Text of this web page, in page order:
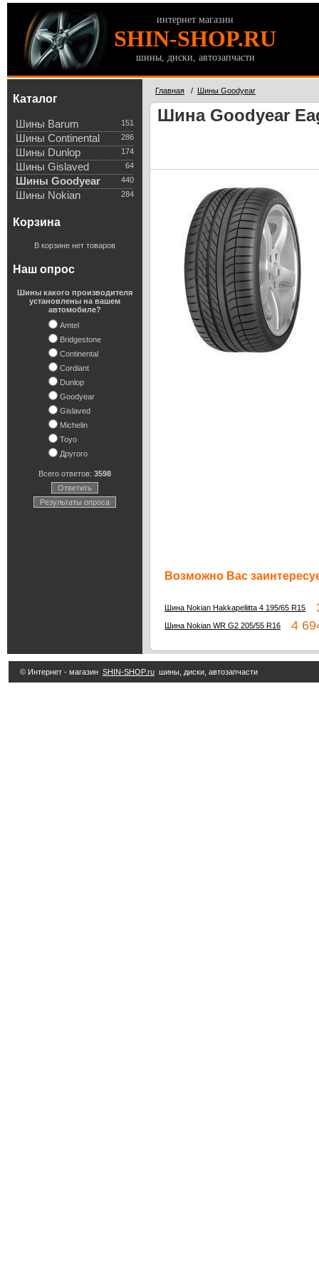
интернет магазин
SHIN-SHOP.RU
шины, диски, автозапчасти
Каталог
151
Шины Barum
286
Шины Continental
174
Шины Dunlop
64
Шины Gislaved
440
Шины Goodyear
284
Шины Nokian
Корзина
В корзине нет товаров
Наш опрос
Шины какого производителя
установлены на вашем
автомобиле?
Amtel
Bridgestone
Continental
Cordiant
Dunlop
Goodyear
Gislaved
Michelin
Toyo
Другого
Всего ответов: 3598
Ответить
Результаты опроса
Главная / Шины Goodyear
Шина Goodyear
Возможно Вас
Шина Nokian Hakkapeliitta 4 195/65 R15
Шина Nokian WR G2 205/55 R16 4
© Интернет - магазин SHIN-SHOP.ru шины, диски, автозапчасти